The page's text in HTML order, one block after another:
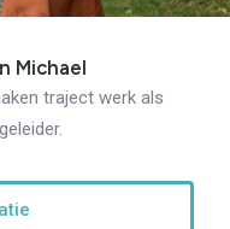
Michael
traject werk als